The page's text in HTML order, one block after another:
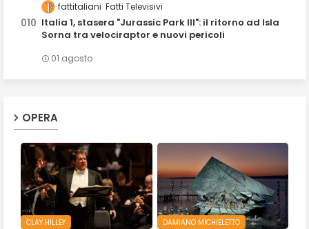
fattitaliani Fatti Televisivi
Italia 1, stasera "Jurassic Park III": il ritorno ad Isla
Sorna tra velociraptor e nuovi pericoli
01 agosto
OPERA
CLAY HILLEY DAMIANO MICHIELETTO